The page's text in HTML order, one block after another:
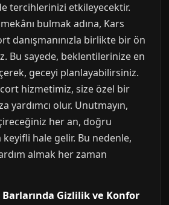
tercihlerinizi etkileyecektir.
bulmak adına, Kars
danışmanınızla birlikte bir ön
Bu sayede, beklentilerinize en
geceyi planlayabilirsiniz.
hizmetimiz, size özel bir
yardımcı olur. Unutmayın,
her an, doğru
hale gelir. Bu nedenle,
almak her zaman
Barlarında Gizlilik ve Konfor